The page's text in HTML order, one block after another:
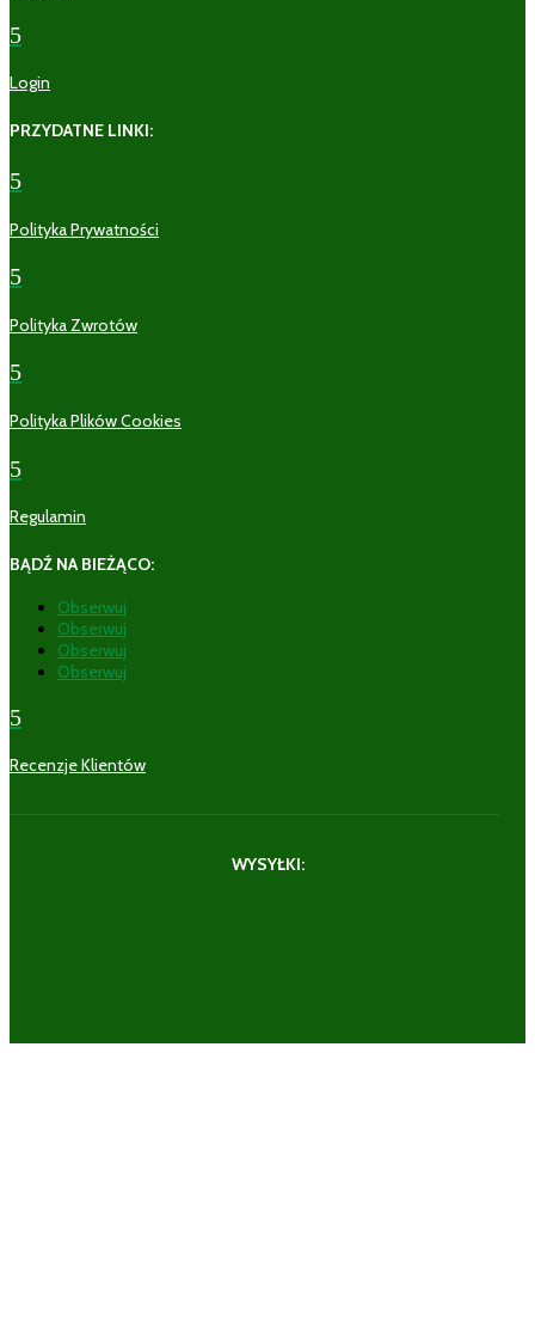
5
Login
PRZYDATNE LINKI:
5
Polityka Prywatności
5
Polityka Zwrotów
5
Polityka Plików Cookies
5
Regulamin
BĄDŹ NA BIEŻĄCO:
Obserwuj
Obserwuj
Obserwuj
Obserwuj
5
Recenzje Klientów
WYSYŁKI: